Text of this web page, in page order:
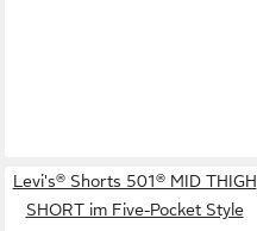
Levi's® Shorts 501® MID THIGH
SHORT im Five-Pocket Style